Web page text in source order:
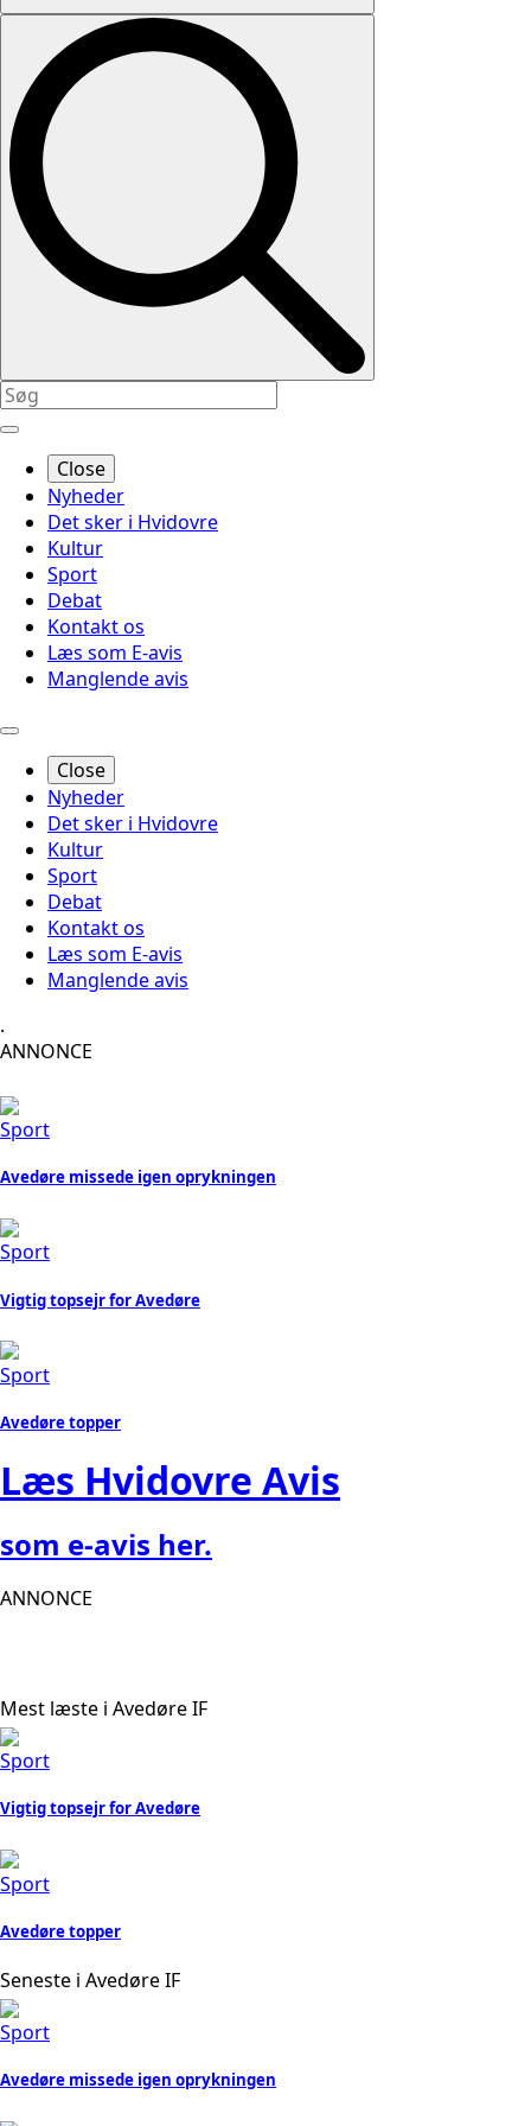
Close
Nyheder
Det sker i Hvidovre
Kultur
Sport
Debat
Kontakt os
Læs som E-avis
Manglende avis
Close
Nyheder
Det sker i Hvidovre
Kultur
Sport
Debat
Kontakt os
Læs som E-avis
Manglende avis
.
ANNONCE
Sport
Avedøre missede igen oprykningen
Sport
Vigtig topsejr for Avedøre
Sport
Avedøre topper
Læs Hvidovre Avis
som e-avis her.
ANNONCE
Mest læste i Avedøre IF
Sport
Vigtig topsejr for Avedøre
Sport
Avedøre topper
Seneste i Avedøre IF
Sport
Avedøre missede igen oprykningen